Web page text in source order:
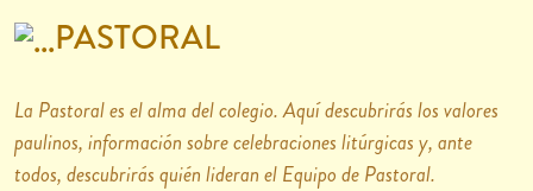
PASTORAL
La Pastoral es el alma del colegio. Aquí descubrirás los valores
paulinos, información sobre celebraciones litúrgicas y, ante
todos, descubrirás quién lideran el Equipo de Pastoral.